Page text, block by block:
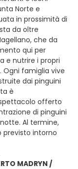
Norte e
in prossimità di
da oltre
che da
qui per
e nutrire i propri
famiglia vive
dai pinguini
è
offerto
di pinguini
Al termine,
previsto intorno
MADRYN /